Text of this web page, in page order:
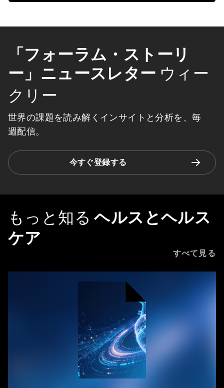
「フォーラム・ストーリ
ー」ニュースレター ウィー
クリー
世界の課題を読み解くインサイトと分析を、毎
週配信。
今すぐ登録する
もっと知る ヘルスとヘルス
ケア
すべて見る